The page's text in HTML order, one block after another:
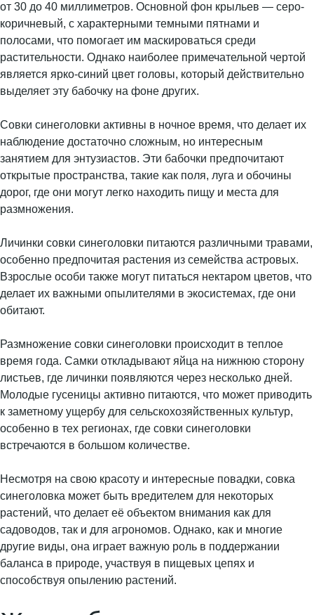
от 30 до 40 миллиметров. Основной фон крыльев — серо-
коричневый, с характерными темными пятнами и
полосами, что помогает им маскироваться среди
растительности. Однако наиболее примечательной чертой
является ярко-синий цвет головы, который действительно
выделяет эту бабочку на фоне других.
Совки синеголовки активны в ночное время, что делает их
наблюдение достаточно сложным, но интересным
занятием для энтузиастов. Эти бабочки предпочитают
открытые пространства, такие как поля, луга и обочины
дорог, где они могут легко находить пищу и места для
размножения.
Личинки совки синеголовки питаются различными травами,
особенно предпочитая растения из семейства астровых.
Взрослые особи также могут питаться нектаром цветов, что
делает их важными опылителями в экосистемах, где они
обитают.
Размножение совки синеголовки происходит в теплое
время года. Самки откладывают яйца на нижнюю сторону
листьев, где личинки появляются через несколько дней.
Молодые гусеницы активно питаются, что может приводить
к заметному ущербу для сельскохозяйственных культур,
особенно в тех регионах, где совки синеголовки
встречаются в большом количестве.
Несмотря на свою красоту и интересные повадки, совка
синеголовка может быть вредителем для некоторых
растений, что делает её объектом внимания как для
садоводов, так и для агрономов. Однако, как и многие
другие виды, она играет важную роль в поддержании
баланса в природе, участвуя в пищевых цепях и
способствуя опылению растений.